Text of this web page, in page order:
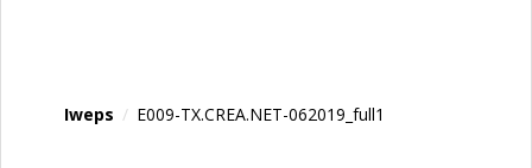
Iweps / E009-TX.CREA.NET-062019_full1